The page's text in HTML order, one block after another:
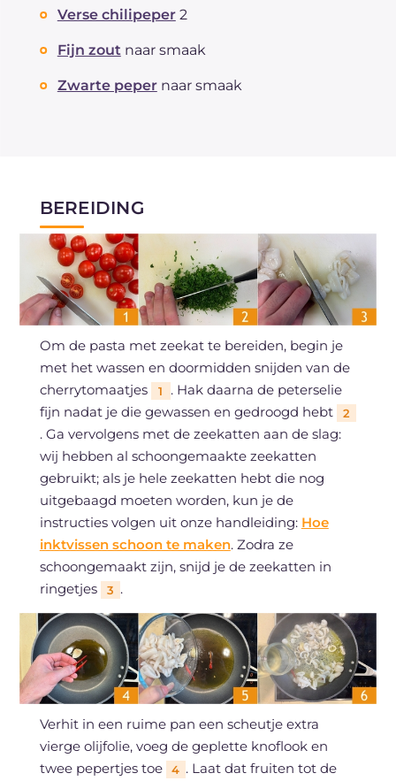
Verse chilipeper 2
Fijn zout naar smaak
Zwarte peper naar smaak
BEREIDING
Om de pasta met zeekat te bereiden, begin je
met het wassen en doormidden snijden van de
cherrytomaatjes
1
. Hak daarna de peterselie
fijn nadat je die gewassen en gedroogd hebt
2
. Ga vervolgens met de zeekatten aan de slag:
wij hebben al schoongemaakte zeekatten
gebruikt; als je hele zeekatten hebt die nog
uitgebaagd moeten worden, kun je de
instructies volgen uit onze handleiding: Hoe
inktvissen schoon te maken. Zodra ze
schoongemaakt zijn, snijd je de zeekatten in
ringetjes
3 .
Verhit in een ruime pan een scheutje extra
vierge olijfolie, voeg de geplette knoflook en
twee pepertjes toe
4 . Laat dat fruiten tot de